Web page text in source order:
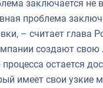
заключается
проблема
– считает глава
создают
остается
имеет свои узкие